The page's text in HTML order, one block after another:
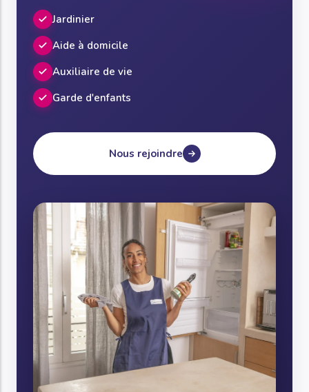
Jardinier
Aide à domicile
Auxiliaire de vie
Garde d'enfants
Nous rejoindre